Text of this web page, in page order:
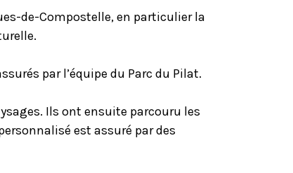
de-Compostelle, en particulier la
par l’équipe du Parc du Pilat.
Ils ont ensuite parcouru les
est assuré par des